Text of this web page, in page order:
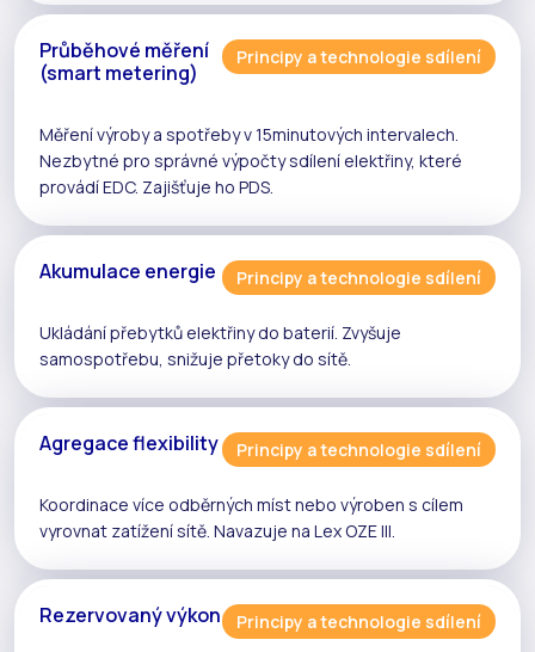
Průběhové měření
(smart metering)
Principy a technologie sdílení
Měření výroby a spotřeby v 15minutových intervalech.
Nezbytné pro správné výpočtysdílení elektřiny, které
provádíEDC. Zajišťuje ho PDS.
Akumulace energie Principy a technologie sdílení
Ukládání přebytků elektřiny do baterií. Zvyšuje
samospotřebu, snižuje přetokydo sítě.
Agregace flexibility Principy a technologie sdílení
Koordinace více odběrných míst nebo výroben s cílem
vyrovnat zatížení sítě. Navazuje na Lex OZE III.
Rezervovaný výkon Principy a technologie sdílení